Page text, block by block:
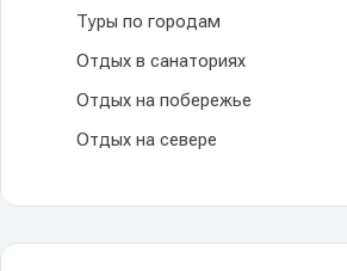
Туры по городам
Отдых в санаториях
Отдых на побережье
Отдых на севере